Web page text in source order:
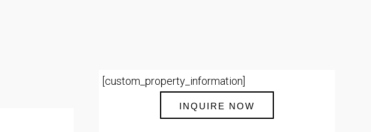
[custom_property_information]
INQUIRE NOW